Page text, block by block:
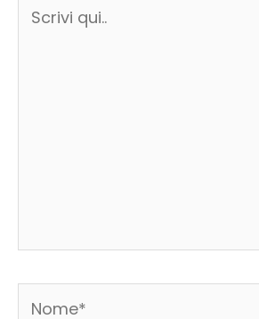
Nome*